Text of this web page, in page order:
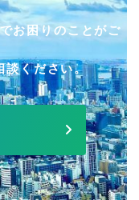
お困りのことがご
談ください。